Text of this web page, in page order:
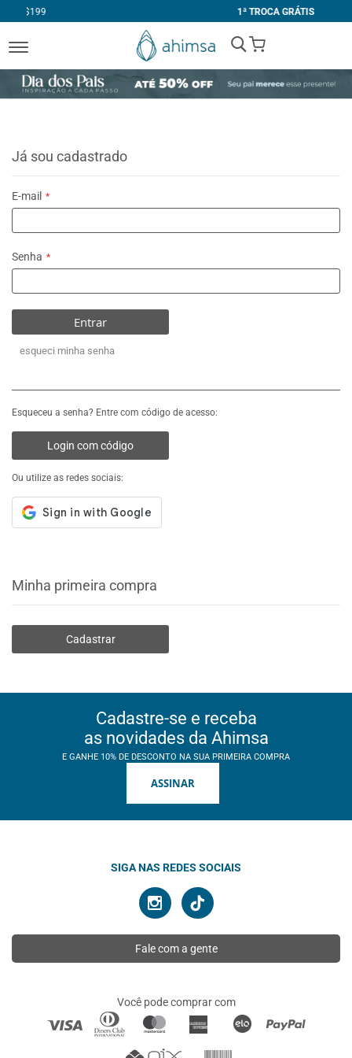
1ª TROCA GRÁTIS
My Cart
Já sou cadastrado
E-mail
Senha
Entrar
esqueci minha senha
Esqueceu a senha? Entre com código de acesso:
Login com código
Ou utilize as redes sociais:
Minha primeira compra
Cadastrar
Cadastre-se e receba
as novidades da Ahimsa
E GANHE 10% DE DESCONTO NA SUA PRIMEIRA COMPRA
ASSINAR
SIGA NAS REDES SOCIAIS
Fale com a gente
Você pode comprar com